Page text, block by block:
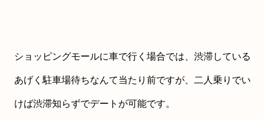
ショッピングモールに車で行く場合では、渋滞している
あげく駐車場待ちなんて当たり前ですが、二人乗りでい
けば渋滞知らずでデートが可能です。